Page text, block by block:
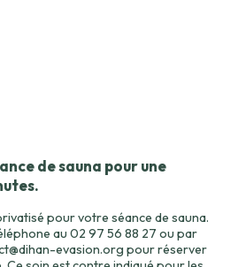
de sauna pour une
pour votre séance de sauna.
au 02 97 56 88 27 ou par
evasion.org pour réserver